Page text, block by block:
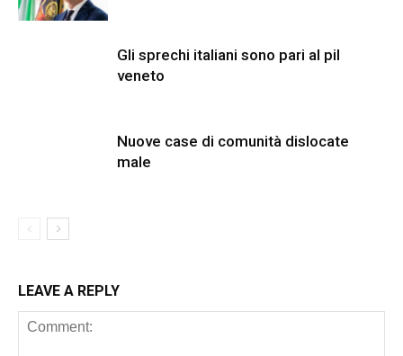
Gli sprechi italiani sono pari al pil
veneto
Nuove case di comunità dislocate
male
LEAVE A REPLY